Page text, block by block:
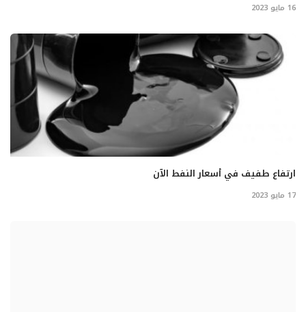
16 مايو 2023
ارتفاع طفيف في أسعار النفط الآن
17 مايو 2023